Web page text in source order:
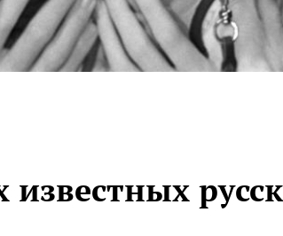
известных